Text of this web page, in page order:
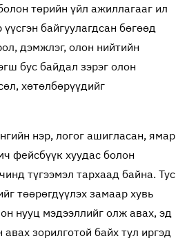
төрийн үйл ажиллагааг ил
байгуулагдсан бөгөөд
дэмжлэг, олон нийтийн
бус байдал зэрэг олон
хөтөлбөрүүдийг
нэр, логог ашигласан, ямар
фейсбүүк хуудас болон
түгээмэл тархаад байна. Тус
төөрөгдүүлэх замаар хувь
нууц мэдээллийг олж авах, эд
зорилготой байх тул иргэд